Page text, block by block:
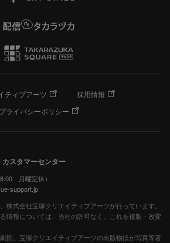
ティブアーツ
採用情報
プライバシーポリシー
スタマーセンター
月曜定休）
support.jp
株式会社宝塚クリエイティブアーツが行っています。
情報については、当社の許可なく、これを複製・改変
団、宝塚クリエイティブアーツの出版物ほか写真等著